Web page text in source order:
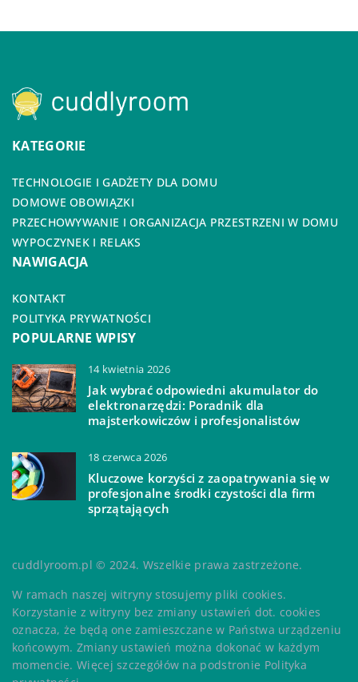
KATEGORIE
TECHNOLOGIE I GADŻETY DLA DOMU
DOMOWE OBOWIĄZKI
PRZECHOWYWANIE I ORGANIZACJA PRZESTRZENI W DOMU
WYPOCZYNEK I RELAKS
NAWIGACJA
KONTAKT
POLITYKA PRYWATNOŚCI
POPULARNE WPISY
14 kwietnia 2026
Jak wybrać odpowiedni akumulator do
elektronarzędzi: Poradnik dla
majsterkowiczów i profesjonalistów
18 czerwca 2026
Kluczowe korzyści z zaopatrywania się w
profesjonalne środki czystości dla firm
sprzątających
cuddlyroom.pl © 2024. Wszelkie prawa zastrzeżone.
W ramach naszej witryny stosujemy pliki cookies.
Korzystanie z witryny bez zmiany ustawień dot. cookies
oznacza, że będą one zamieszczane w Państwa urządzeniu
końcowym. Zmiany ustawień można dokonać w każdym
momencie. Więcej szczegółów na podstronie Polityka